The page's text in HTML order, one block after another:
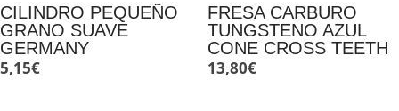
CILINDRO PEQUEÑO
GRANO SUAVE
GERMANY
5,15€
FRESA CARBURO
TUNGSTENO AZUL
CONE CROSS TEETH
13,80€